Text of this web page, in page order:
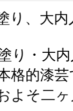
り、大
り・大
格的漆
よそ二